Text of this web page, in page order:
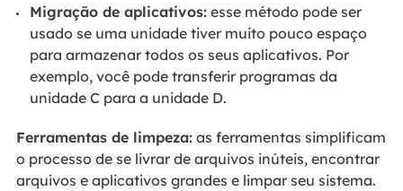
Migração de aplicativos:esse método pode ser
usado se uma unidade tiver muito pouco espaço
para armazenar todos os seus aplicativos. Por
exemplo, você pode transferir programas da
unidade C para a unidade D.
Ferramentas de limpeza:as ferramentas simplificam
o processo de se livrar de arquivos inúteis, encontrar
arquivos e aplicativos grandes e limpar seu sistema.